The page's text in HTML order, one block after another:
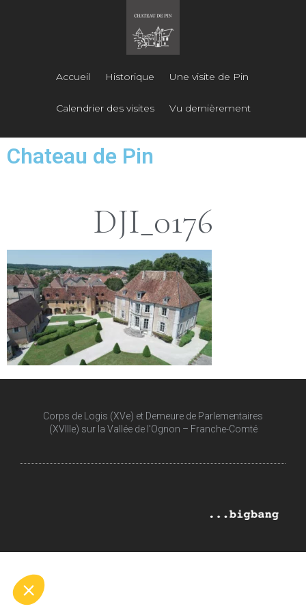
Accueil Historique Une visite de Pin
Calendrier des visites Vu dernièrement
Chateau de Pin
DJI_0176
Corps de Logis (XVe) et Demeure de Parlementaires
(XVIIIe) sur la Vallée de l'Ognon – Franche-Comté​